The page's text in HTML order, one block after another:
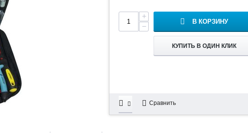
+
−
В КОРЗИНУ
КУПИТЬ В ОДИН КЛИК
Сравнить